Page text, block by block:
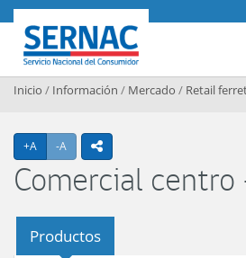
Contenido principal
SERNAC
Inicio / Información / Mercado / Retail
+A Agrandar texto
-A Achicar textoicono compartir
Comercial
Productos